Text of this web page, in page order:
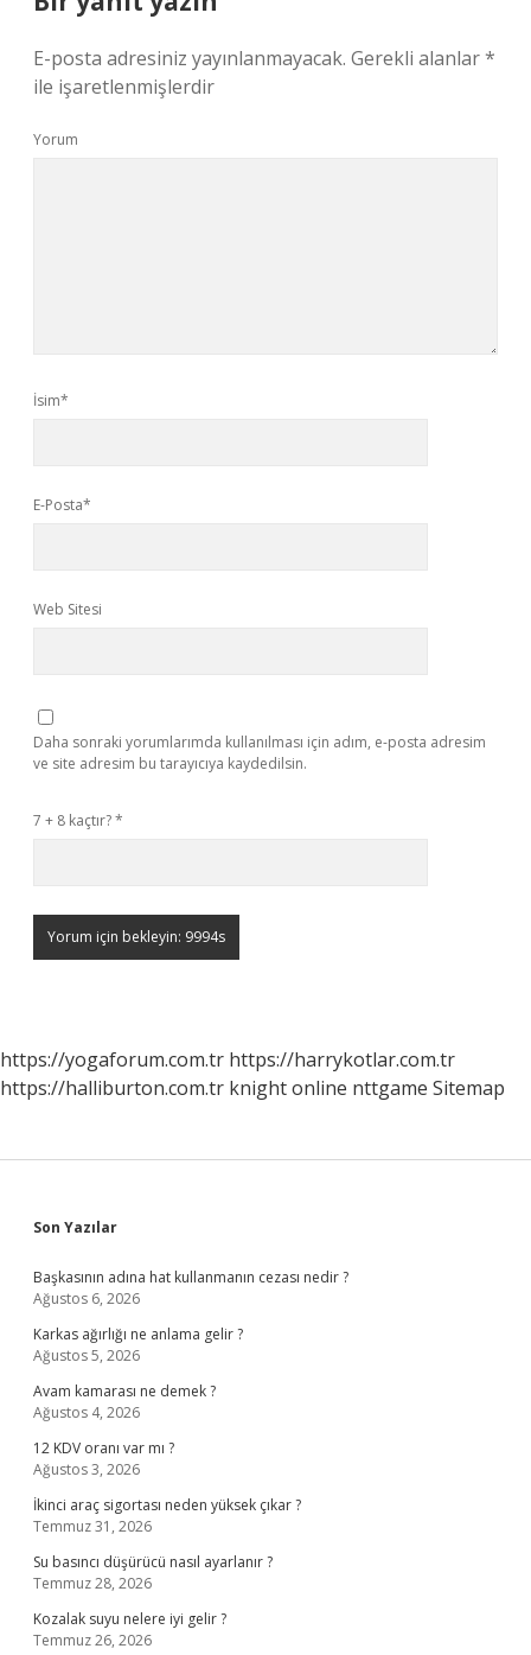
E-posta adresiniz yayınlanmayacak. Gerekli alanlar*
ile işaretlenmişlerdir
Yorum
İsim*
E-Posta*
Web Sitesi
Daha sonraki yorumlarımda kullanılması için adım, e-posta adresim
ve site adresim bu tarayıcıya kaydedilsin.
7 + 8 kaçtır?*
https://yogaforum.com.tr https://harrykotlar.com.tr
https://halliburton.com.tr knight online nttgame Sitemap
Sidebar
Son Yazılar
Başkasının adına hat kullanmanın cezası nedir ?
Ağustos 6, 2026
Karkas ağırlığı ne anlama gelir ?
Ağustos 5, 2026
Avam kamarası ne demek ?
Ağustos 4, 2026
12 KDV oranı var mı ?
Ağustos 3, 2026
İkinci araç sigortası neden yüksek çıkar ?
Temmuz 31, 2026
Su basıncı düşürücü nasıl ayarlanır ?
Temmuz 28, 2026
Kozalak suyu nelere iyi gelir ?
Temmuz 26, 2026